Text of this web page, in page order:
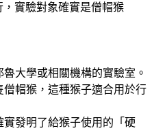
，實驗對象確實是僧帽猴
大學或相關機構的實驗室。
帽猴，這種猴子適合用於行
發明了給猴子使用的「硬